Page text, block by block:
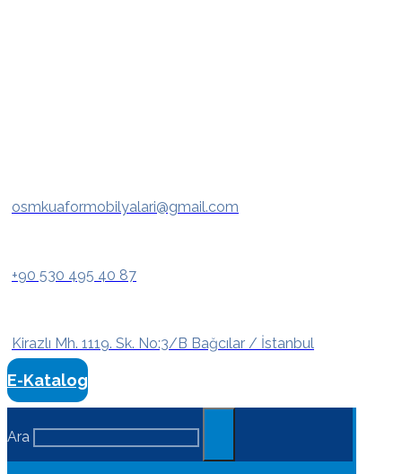
osmkuaformobilyalari@gmail.com
+90 530 495 40 87
Kirazlı Mh. 1119. Sk. No:3/B Bağcılar / İstanbul
E-Katalog
Ara